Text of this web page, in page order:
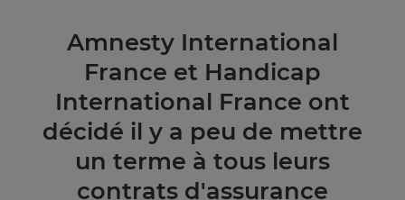
Amnesty International
France et Handicap
International France ont
décidé il y a peu de mettre
un terme à tous leurs
contrats d'assurance